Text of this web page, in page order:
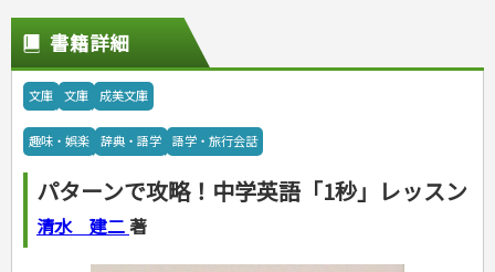
スポーツ
スポーツルール
野球
ゴルフ
トレーニング
ジュニアスポーツ
その他スポーツ
自然・アウトドア・ペット
アウトドア
犬・猫
ペット・飼育
園芸・野菜づくり
娯楽・ゲーム・占い
ナンプレ
囲碁・将棋・麻雀
ゲーム・マジック
家相・風水・占い
カルチャー・芸術・趣味
鉄道・車・自転車
音楽・楽器
趣味・鑑賞・カメラ
絵画・デッサン
俳句・詩・ことば
辞典・語学
辞典
語学・旅行会話
運転免許
原付・二輪
普通免許
その他免許
生活・暮らし
料理
料理・レシピ
各国料理
健康メニュー・ダイエット
調理器具クッキング
お菓子・ケーキ・パン
飲み物・お酒
手芸・クラフト
ソーイング
インテリア・ハウジング
美容・ファッション
メイク・ネイル・ヘア
着物・着つけ
冠婚葬祭・スピーチ・マナー
手紙・ペン字
妊娠・出産・育児
妊娠・出産・育児
離乳食・幼児食・こどもレシピ
健康と保育
家庭医学・健康
ツボ・マッサージ
家庭医学・病気
健康知識
栄養事典
生活習慣病
看護・介護
看護一般
介護一般
保育・教育
パネルシアター
指導マニュアル
こどもの本
児童一般
なぞなぞ・ゲーム
占い・心理ゲーム
夏休みドリル
総復習ドリル
就職活動
就職活動
公務員試験
資格試験
検定試験・資格試験
ビジネス
経営・経済・法律
書籍詳細
文庫 文庫 成美文庫
趣味・娯楽 辞典・語学 語学・旅行会話
パターンで攻略！中学英語「1秒」レッスン
清水 建二著